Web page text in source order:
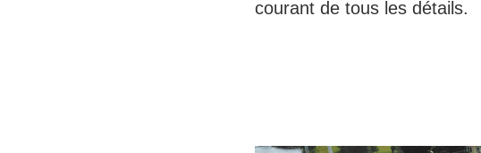
courant de tous les détails.